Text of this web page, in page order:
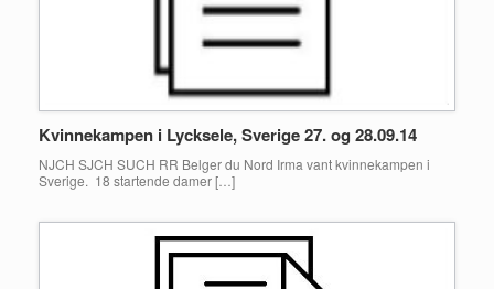
Kvinnekampen i Lycksele, Sverige 27. og 28.09.14
NJCH SJCH SUCH RR Belger du Nord Irma vant kvinnekampen i
Sverige. 18 startende damer […]